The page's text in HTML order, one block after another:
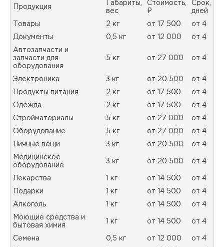
Продукция
Габариты,
вес
Стоимость,
₽
Срок,
дней
Товары 2 кг от 17 500 от 4
Документы 0,5 кг от 12 000 от 4
Автозапчасти и
запчасти для
оборудования
5 кг от 27 000 от 4
Электроника 3 кг от 20 500 от 4
Продукты питания 2 кг от 17 500 от 4
Одежда 2 кг от 17 500 от 4
Стройматериалы 5 кг от 27 000 от 4
Оборудование 5 кг от 27 000 от 4
Личные вещи 3 кг от 20 500 от 4
Медицинское
оборудование
3 кг от 20 500 от 4
Лекарства 1 кг от 14 500 от 4
Подарки 1 кг от 14 500 от 4
Алкоголь 1 кг от 14 500 от 4
Моющие средства и
бытовая химия
1 кг от 14 500 от 4
Семена 0,5 кг от 12 000 от 4